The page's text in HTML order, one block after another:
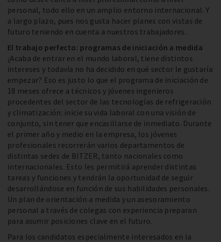
personal, todo ello en un amplio entorno internacional. Y
a largo plazo, pues nos gusta hacer planes con vistas de
futuro teniendo en cuenta a nuestros trabajadores.
El trabajo perfecto: programas de iniciación a medida
¿Acaba de entrar en el mundo laboral, tiene distintos
intereses y todavía no ha decidido en qué sector le gustaría
empezar? Eso es justo lo que el programa de iniciación de
18 meses ofrece a técnicos y jóvenes ingenieros
procedentes del sector de las tecnologías de refrigeración
y climatización: inicie su vida laboral con una visión de
conjunto, sin tener que encasillarse de inmediato. Durante
el primer año y medio en la empresa, los jóvenes
profesionales recorrerán varios departamentos de
distintas sedes de BITZER, tanto nacionales como
internacionales. Esto les permitirá aprender distintas
tareas y funciones y tendrán la oportunidad de seguir
desarrollándose en función de sus habilidades personales.
Un plan de orientación a medida y un asesoramiento
personal a través de colegas con experiencia preparan
para asumir posiciones clave en el futuro.
Para los candidatos especialmente interesados en la